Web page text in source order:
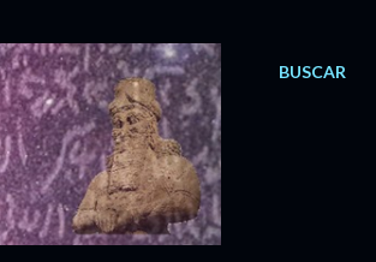
BUSCAR